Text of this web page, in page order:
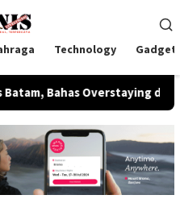
Technology
dan KUHP Baru